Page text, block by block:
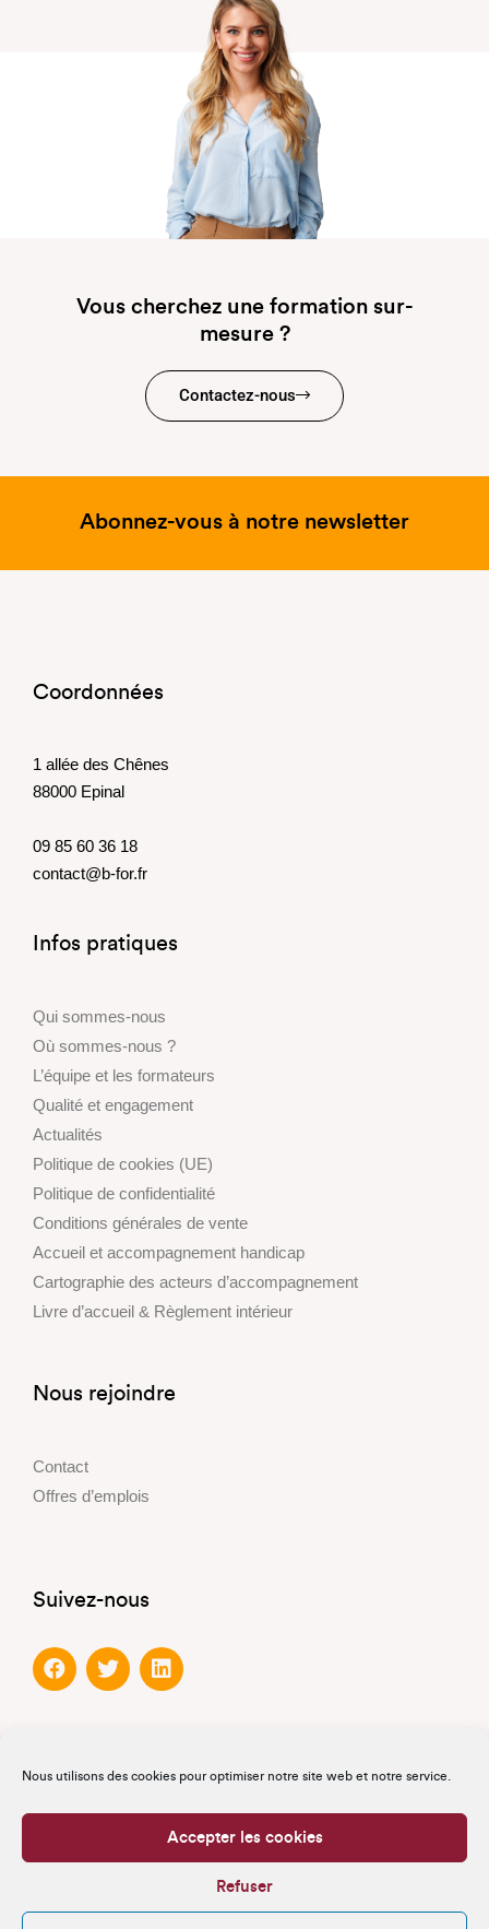
Nous utilisons des cookies pour optimiser notre site web et notre service.
Accepter les cookies
Refuser
Vous cherchez une formation sur-
mesure ?
Contactez-nous
Abonnez-vous à notre newsletter
Coordonnées
1 allée des Chênes
88000 Epinal
09 85 60 36 18
contact@b-for.fr
Infos pratiques
Qui sommes-nous
Où sommes-nous ?
L’équipe et les formateurs
Qualité et engagement
Actualités
Politique de cookies (UE)
Politique de confidentialité
Conditions générales de vente
Accueil et accompagnement handicap
Cartographie des acteurs d’accompagnement
Livre d’accueil & Règlement intérieur
Nous rejoindre
Contact
Offres d’emplois
Suivez-nous
Partenaires officiels
Partenaires de confiance